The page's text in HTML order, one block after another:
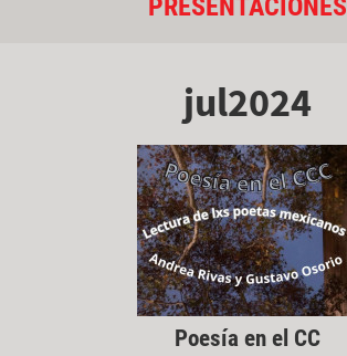
PRESENTACIONES
jul2024
Poesía en el CC